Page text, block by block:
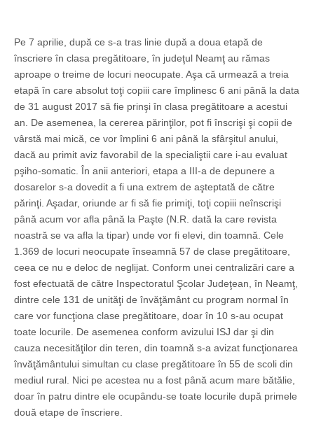
Pe 7 aprilie, după ce s-a tras linie după a doua etapă de
înscriere în clasa pregătitoare, în judeţul Neamţ au rămas
aproape o treime de locuri neocupate. Aşa că urmează a treia
etapă în care absolut toţi copiii care împlinesc 6 ani până la data
de 31 august 2017 să fie prinşi în clasa pregătitoare a acestui
an. De asemenea, la cererea părinţilor, pot fi înscrişi şi copii de
vârstă mai mică, ce vor împlini 6 ani până la sfârşitul anului,
dacă au primit aviz favorabil de la specialiştii care i-au evaluat
pşiho-somatic. În anii anteriori, etapa a III-a de depunere a
dosarelor s-a dovedit a fi una extrem de aşteptată de către
părinţi. Aşadar, oriunde ar fi să fie primiţi, toţi copiii neînscrişi
până acum vor afla până la Paşte (N.R. dată la care revista
noastră se va afla la tipar) unde vor fi elevi, din toamnă. Cele
1.369 de locuri neocupate înseamnă 57 de clase pregătitoare,
ceea ce nu e deloc de neglijat. Conform unei centralizări care a
fost efectuată de către Inspectoratul Şcolar Judeţean, în Neamţ,
dintre cele 131 de unităţi de învăţământ cu program normal în
care vor funcţiona clase pregătitoare, doar în 10 s-au ocupat
toate locurile. De asemenea conform avizului ISJ dar şi din
cauza necesităţilor din teren, din toamnă s-a avizat funcţionarea
învăţământului simultan cu clase pregătitoare în 55 de scoli din
mediul rural. Nici pe acestea nu a fost până acum mare bătălie,
doar în patru dintre ele ocupându-se toate locurile după primele
două etape de înscriere.